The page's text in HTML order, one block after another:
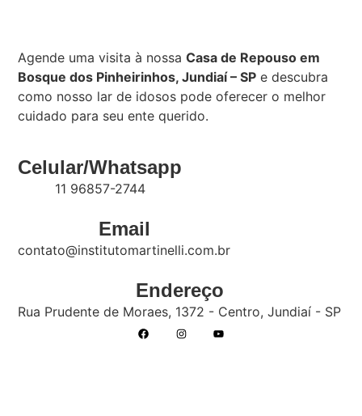
Agende uma visita à nossaCasa de Repouso em
Bosque dos Pinheirinhos, Jundiaí – SP e descubra
como nosso lar de idosos pode oferecer o melhor
cuidado para seu ente querido.
Celular/Whatsapp
11 96857-2744
Email
contato@institutomartinelli.com.br
Endereço
Rua Prudente de Moraes, 1372 - Centro, Jundiaí - SP